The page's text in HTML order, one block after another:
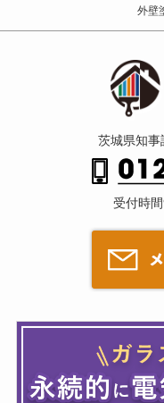
外壁
茨城県知
受付時